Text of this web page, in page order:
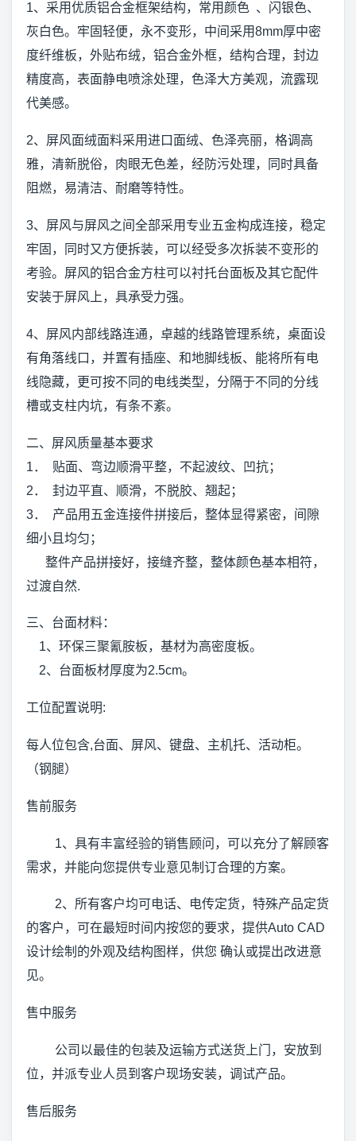
1、采用优质铝合金框架结构，常用颜色 、闪银色、
灰白色。牢固轻便，永不变形，中间采用8mm厚中密
度纤维板，外贴布绒，铝合金外框，结构合理，封边
精度高，表面静电喷涂处理，色泽大方美观，流露现
代美感。
2、屏风面绒面料采用进口面绒、色泽亮丽，格调高
雅，清新脱俗，肉眼无色差，经防污处理，同时具备
阻燃，易清洁、耐磨等特性。
3、屏风与屏风之间全部采用专业五金构成连接，稳定
牢固，同时又方便拆装，可以经受多次拆装不变形的
考验。屏风的铝合金方柱可以衬托台面板及其它配件
安装于屏风上，具承受力强。
4、屏风内部线路连通，卓越的线路管理系统，桌面设
有角落线口，并置有插座、和地脚线板、能将所有电
线隐藏，更可按不同的电线类型，分隔于不同的分线
槽或支柱内坑，有条不紊。
二、屏风质量基本要求
1． 贴面、弯边顺滑平整，不起波纹、凹抗；
2． 封边平直、顺滑，不脱胶、翘起；
3． 产品用五金连接件拼接后，整体显得紧密，间隙
细小且均匀；
整件产品拼接好，接缝齐整，整体颜色基本相符，
过渡自然.
三、台面材料：
1、环保三聚氰胺板，基材为高密度板。
2、台面板材厚度为2.5cm。
工位配置说明:
每人位包含,台面、屏风、键盘、主机托、活动柜。
（钢腿）
售前服务
1、具有丰富经验的销售顾问，可以充分了解顾客
需求，并能向您提供专业意见制订合理的方案。
2、所有客户均可电话、电传定货，特殊产品定货
的客户，可在最短时间内按您的要求，提供Auto CAD
设计绘制的外观及结构图样，供您 确认或提出改进意
见。
售中服务
公司以最佳的包装及运输方式送货上门，安放到
位，并派专业人员到客户现场安装，调试产品。
售后服务